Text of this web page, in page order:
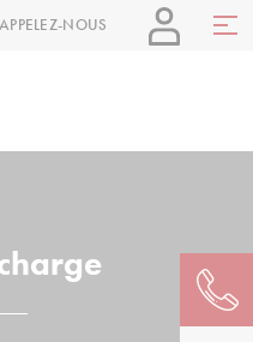
APPELEZ-NOUS